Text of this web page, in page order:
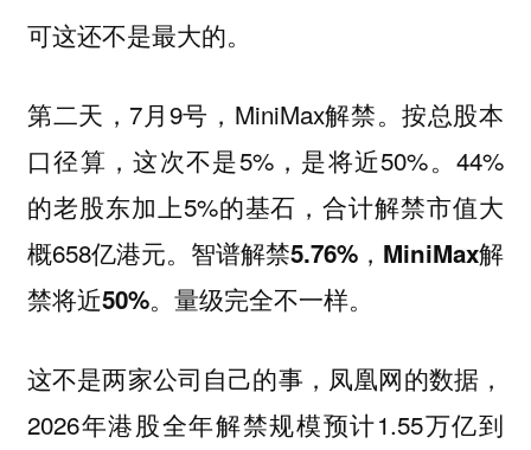
可这还不是最大的。
第二天，7月9号，MiniMax解禁。按总股本
口径算，这次不是5%，是将近50%。44%
的老股东加上5%的基石，合计解禁市值大
概658亿港元。 智谱解禁5.76%，MiniMax解
禁将近50%。量级完全不一样。
这不是两家公司自己的事，凤凰网的数据，
2026年港股全年解禁规模预计1.55万亿到